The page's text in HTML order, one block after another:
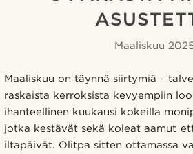
Maaliskuu
Maaliskuu on täynnä siirtymiä -
raskaista kerroksista kevyempiin
ihanteellinen kuukausi kokeilla
jotka kestävät sekä koleat aamut
iltapäivät. Olitpa sitten ottamassa